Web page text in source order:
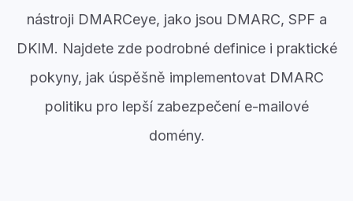
nástroji DMARCeye, jako jsou DMARC, SPF a
DKIM. Najdete zde podrobné definice i praktické
pokyny, jak úspěšně implementovat DMARC
politiku pro lepší zabezpečení e-mailové
domény.